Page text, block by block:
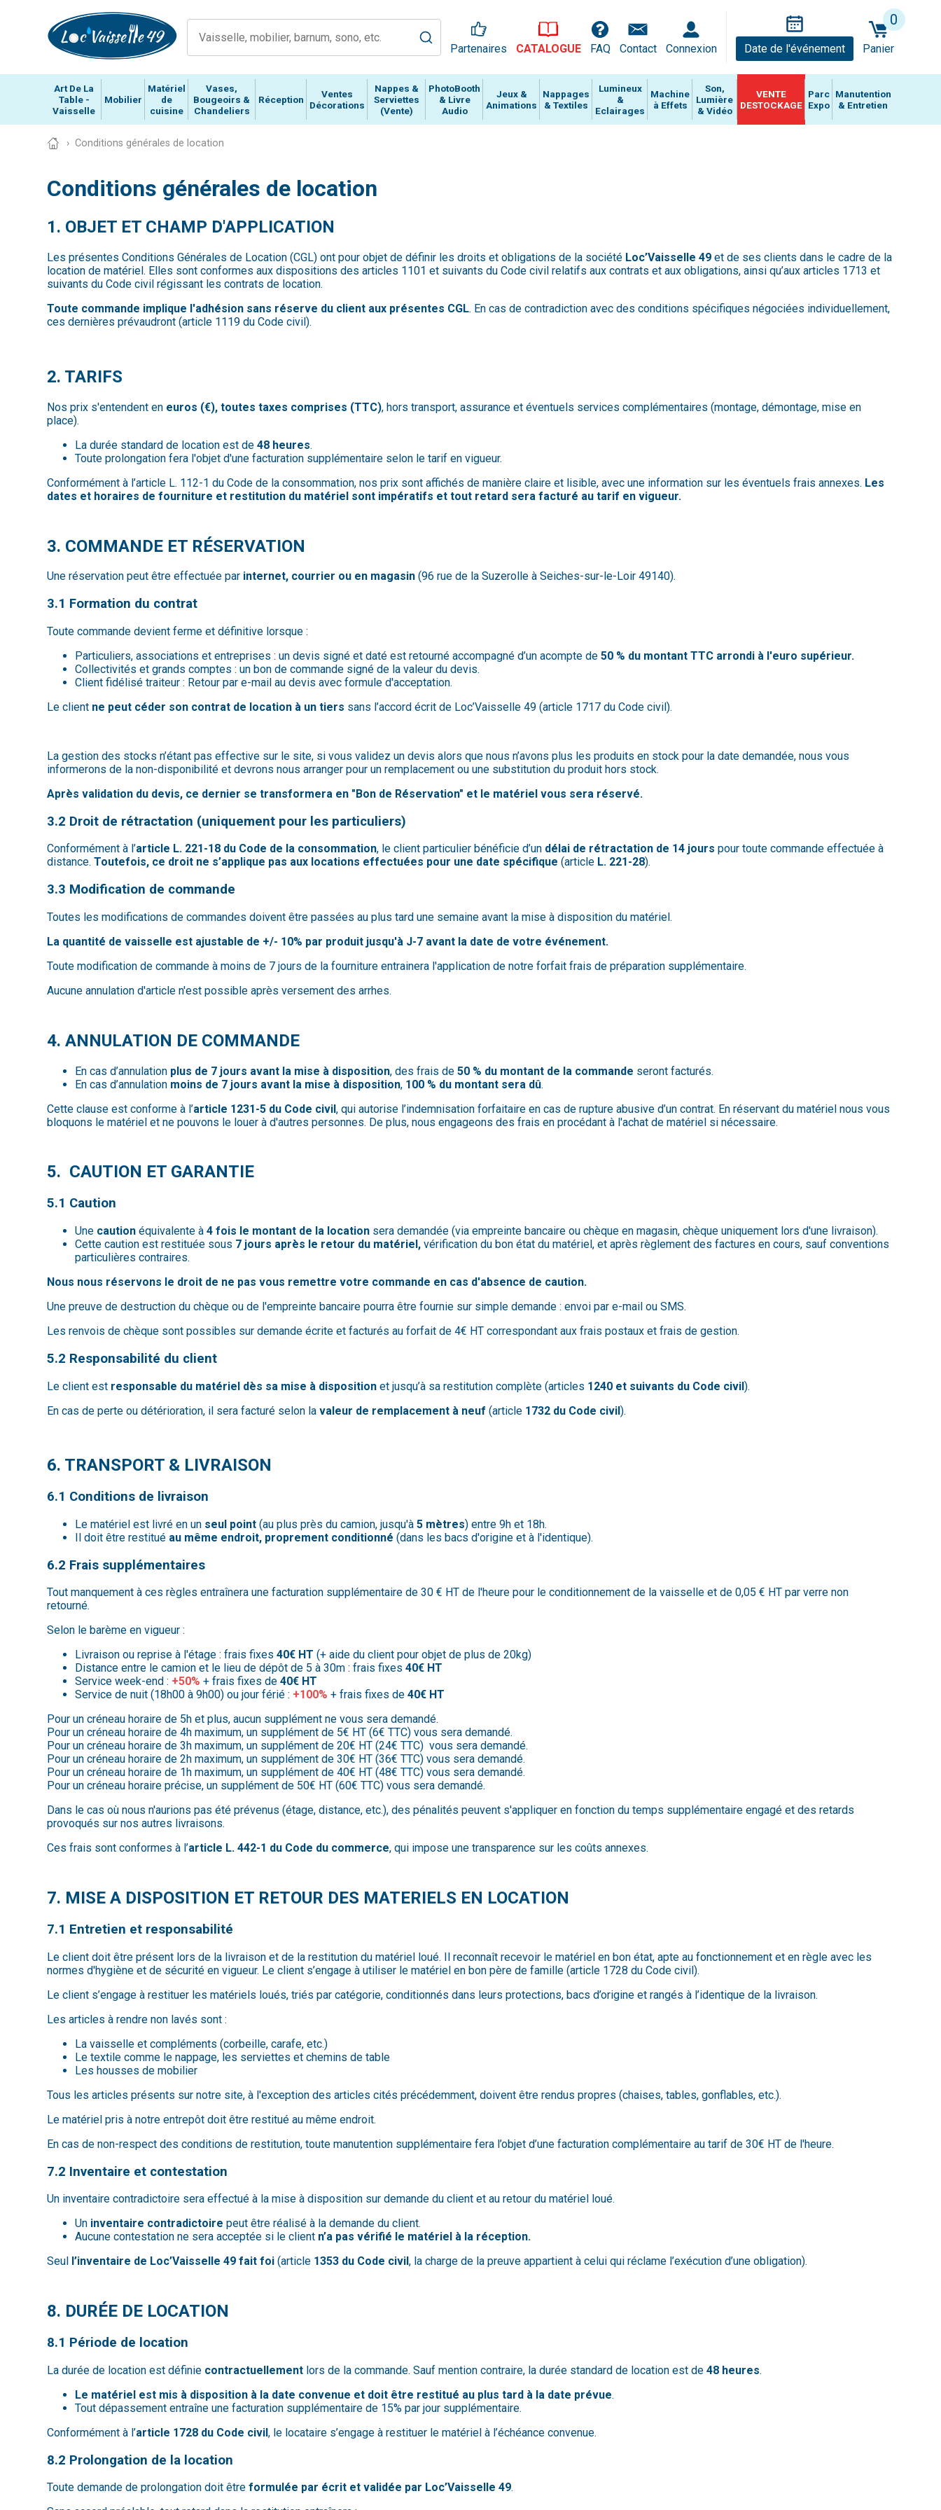
Partenaires CATALOGUE FAQ Contact Connexion Date de l'événement
0
Panier
Art De La
Table -
Vaisselle
Mobilier
Matériel
de
cuisine
Vases,
Bougeoirs &
Chandeliers
Réception
Ventes
Décorations
Nappes &
Serviettes
(Vente)
PhotoBooth
& Livre
Audio
Jeux &
Animations
Nappages
& Textiles
Lumineux
&
Eclairages
Machine
à Effets
Son,
Lumière
& Vidéo
VENTE
DESTOCKAGE
Parc
Expo
Manutention
& Entretien
Conditions générales de location
Conditions générales de location
1. OBJET ET CHAMP D'APPLICATION
Les présentes Conditions Générales de Location (CGL) ont pour objet de définir les droits et obligations de la société Loc’Vaisselle 49 et de ses clients dans le cadre de la
location de matériel. Elles sont conformes aux dispositions des articles 1101 et suivants du Code civil relatifs aux contrats et aux obligations, ainsi qu’aux articles 1713 et
suivants du Code civil régissant les contrats de location.
Toute commande implique l'adhésion sans réserve du client aux présentes CGL. En cas de contradiction avec des conditions spécifiques négociées individuellement,
ces dernières prévaudront (article 1119 du Code civil).
2. TARIFS
Nos prix s'entendent en euros (€), toutes taxes comprises (TTC), hors transport, assurance et éventuels services complémentaires (montage, démontage, mise en
place).
La durée standard de location est de48 heures.
Toute prolongation fera l'objet d'une facturation supplémentaire selon le tarif en vigueur.
Conformément à l’article L. 112-1 du Code de la consommation, nos prix sont affichés de manière claire et lisible, avec une information sur les éventuels frais annexes. Les
dates et horaires de fourniture et restitution du matériel sont impératifs et tout retard sera facturé au tarif en vigueur.
3. COMMANDE ET RÉSERVATION
Une réservation peut être effectuée par internet, courrier ou en magasin(96 rue de la Suzerolle à Seiches-sur-le-Loir 49140).
3.1 Formation du contrat
Toute commande devient ferme et définitive lorsque :
Particuliers, associations et entreprises : un devis signé et daté est retourné accompagné d’un acompte de50 % du montant TTC arrondi à l'euro supérieur.
Collectivités et grands comptes : un bon de commande signé de la valeur du devis.
Client fidélisé traiteur : Retour par e-mail au devis avec formule d'acceptation.
Le client ne peut céder son contrat de location à un tiers sans l’accord écrit de Loc’Vaisselle 49 (article 1717 du Code civil).
La gestion des stocks n’étant pas effective sur le site, si vous validez un devis alors que nous n’avons plus les produits en stock pour la date demandée, nous vous
informerons de la non-disponibilité et devrons nous arranger pour un remplacement ou une substitution du produit hors stock.
Après validation du devis, ce dernier se transformera en "Bon de Réservation" et le matériel vous sera réservé.
3.2 Droit de rétractation (uniquement pour les particuliers)
Conformément à l’article L. 221-18 du Code de la consommation, le client particulier bénéficie d’un délai de rétractation de 14 jours pour toute commande effectuée à
distance.Toutefois, ce droit ne s’applique pas aux locations effectuées pour une date spécifique (article L. 221-28).
3.3 Modification de commande
Toutes les modifications de commandes doivent être passées au plus tard une semaine avant la mise à disposition du matériel.
La quantité de vaisselle est ajustable de +/- 10% par produit jusqu'à J-7 avant la date de votre événement.
Toute modification de commande à moins de 7 jours de la fourniture entrainera l'application de notre forfait frais de préparation supplémentaire.
Aucune annulation d'article n'est possible après versement des arrhes.
4. ANNULATION DE COMMANDE
En cas d’annulation plus de 7 jours avant la mise à disposition, des frais de50 % du montant de la commande seront facturés.
En cas d’annulation moins de 7 jours avant la mise à disposition, 100 % du montant sera dû.
Cette clause est conforme à l’article 1231-5 du Code civil, qui autorise l’indemnisation forfaitaire en cas de rupture abusive d’un contrat. En réservant du matériel nous vous
bloquons le matériel et ne pouvons le louer à d'autres personnes. De plus, nous engageons des frais en procédant à l'achat de matériel si nécessaire.
5. CAUTION ET GARANTIE
5.1 Caution
Une caution équivalente à4 fois le montant de la location sera demandée (via empreinte bancaire ou chèque en magasin, chèque uniquement lors d'une livraison).
Cette caution est restituée sous 7 jours après le retour du matériel,vérification du bon état du matériel, et après règlement des factures en cours, sauf conventions
particulières contraires.
Nous nous réservons le droit de ne pas vous remettre votre commande en cas d'absence de caution.
Une preuve de destruction du chèque ou de l'empreinte bancaire pourra être fournie sur simple demande : envoi par e-mail ou SMS.
Les renvois de chèque sont possibles sur demande écrite et facturés au forfait de 4€ HT correspondant aux frais postaux et frais de gestion.
5.2 Responsabilité du client
Le client est responsable du matériel dès sa mise à disposition et jusqu’à sa restitution complète (articles 1240 et suivants du Code civil).
En cas de perte ou détérioration, il sera facturé selon lavaleur de remplacement à neuf (article 1732 du Code civil).
6. TRANSPORT & LIVRAISON
6.1 Conditions de livraison
Le matériel est livré en un seul point (au plus près du camion, jusqu'à5 mètres) entre 9h et 18h.
Il doit être restitué au même endroit, proprement conditionné(dans les bacs d'origine et à l'identique).
6.2 Frais supplémentaires
Tout manquement à ces règles entraînera une facturation supplémentaire de 30 € HT de l'heure pour le conditionnement de la vaisselle et de 0,05 € HT par verre non
retourné.
Selon le barème en vigueur :
Livraison ou reprise à l'étage : frais fixes40€ HT (+ aide du client pour objet de plus de 20kg)
Distance entre le camion et le lieu de dépôt de 5 à 30m : frais fixes40€ HT
Service week-end : +50%+ frais fixes de40€ HT
Service de nuit (18h00 à 9h00) ou jour férié : +100% + frais fixes de40€ HT
Pour un créneau horaire de 5h et plus, aucun supplément ne vous sera demandé.
Pour un créneau horaire de 4h maximum, un supplément de 5€ HT (6€ TTC) vous sera demandé.
Pour un créneau horaire de 3h maximum, un supplément de 20€ HT (24€ TTC) vous sera demandé.
Pour un créneau horaire de 2h maximum, un supplément de 30€ HT (36€ TTC) vous sera demandé.
Pour un créneau horaire de 1h maximum, un supplément de 40€ HT (48€ TTC) vous sera demandé.
Pour un créneau horaire précise, un supplément de 50€ HT (60€ TTC) vous sera demandé.
Dans le cas où nous n'aurions pas été prévenus (étage, distance, etc.), des pénalités peuvent s'appliquer en fonction du temps supplémentaire engagé et des retards
provoqués sur nos autres livraisons.
Ces frais sont conformes à l’article L. 442-1 du Code du commerce, qui impose une transparence sur les coûts annexes.
7. MISE A DISPOSITION ET RETOUR DES MATERIELS EN LOCATION
7.1 Entretien et responsabilité
Le client doit être présent lors de la livraison et de la restitution du matériel loué. Il reconnaît recevoir le matériel en bon état, apte au fonctionnement et en règle avec les
normes d'hygiène et de sécurité en vigueur. Le client s’engage à utiliser le matériel en bon père de famille (article 1728 du Code civil).
Le client s’engage à restituer les matériels loués, triés par catégorie, conditionnés dans leurs protections, bacs d’origine et rangés à l’identique de la livraison.
Les articles à rendre non lavés sont :
La vaisselle et compléments (corbeille, carafe, etc.)
Le textile comme le nappage, les serviettes et chemins de table
Les housses de mobilier
Tous les articles présents sur notre site, à l'exception des articles cités précédemment, doivent être rendus propres (chaises, tables, gonflables, etc.).
Le matériel pris à notre entrepôt doit être restitué au même endroit.
En cas de non-respect des conditions de restitution, toute manutention supplémentaire fera l’objet d’une facturation complémentaire au tarif de 30€ HT de l'heure.
7.2 Inventaire et contestation
Un inventaire contradictoire sera effectué à la mise à disposition sur demande du client et au retour du matériel loué.
Un inventaire contradictoire peut être réalisé à la demande du client.
Aucune contestation ne sera acceptée si le client n’a pas vérifié le matériel à la réception.
Seul
l’inventaire de Loc’Vaisselle 49 fait foi (article 1353 du Code civil, la charge de la preuve appartient à celui qui réclame l’exécution d’une obligation).
8. DURÉE DE LOCATION
8.1 Période de location
La durée de location est définie contractuellement lors de la commande. Sauf mention contraire, la durée standard de location est de48 heures.
Le matériel est mis à disposition à la date convenue et doit être restitué au plus tard à la date prévue.
Tout dépassement entraîne une facturation supplémentaire de 15% par jour supplémentaire.
Conformément à l’article 1728 du Code civil, le locataire s’engage à restituer le matériel à l’échéance convenue.
8.2 Prolongation de la location
Toute demande de prolongation doit êtreformulée par écrit et validée par Loc’Vaisselle 49.